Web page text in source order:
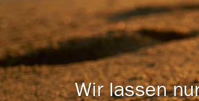
Wir lassen